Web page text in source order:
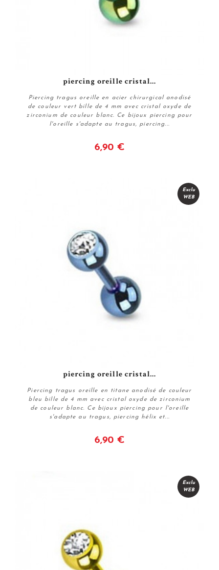
piercing oreille cristal...
Piercing tragus oreille en acier chirurgical anodisé
de couleur vert bille de 4 mm avec cristal oxyde de
zirconium de couleur blanc. Ce bijoux piercing pour
l'oreille s'adapte au tragus, piercing...
6,90 €
Exclu
WEB
piercing oreille cristal...
Piercing tragus oreille en titane anodisé de couleur
bleu bille de 4 mm avec cristal oxyde de zirconium
de couleur blanc. Ce bijoux piercing pour l'oreille
s'adapte au tragus, piercing hélix et...
6,90 €
Exclu
WEB